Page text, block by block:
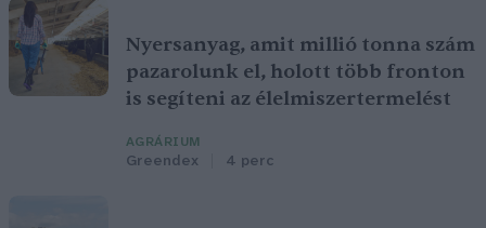
Nyersanyag, amit millió tonna szám
pazarolunk el, holott több fronton
is segíteni az élelmiszertermelést
AGRÁRIUM
Greendex 4 perc